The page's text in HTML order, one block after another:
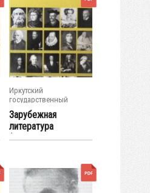
Иркутский
государственный
университет
Зарубежная
литература
(Античность - XX